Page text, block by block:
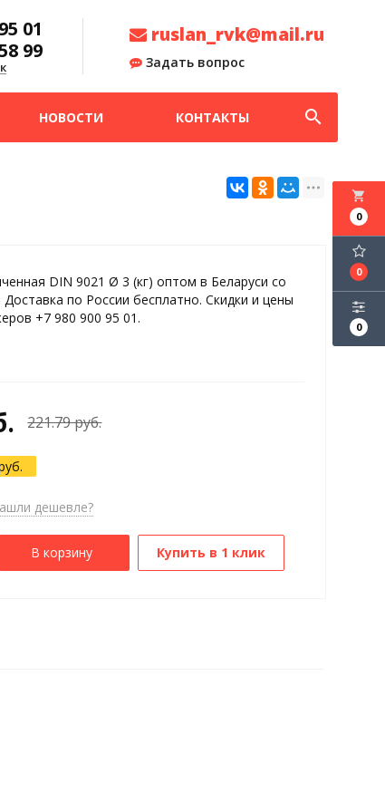
01
99
ruslan_rvk@mail.ru
Задать вопрос
НОВОСТИ КОНТАКТЫ search
local_grocery_store
0
0
0
DIN 9021 Ø 3 (кг) оптом в Беларуси со
Доставка по России бесплатно. Скидки и цены
+7 980 900 95 01.
221.79 руб.
дешевле?
В корзину Купить в 1 клик